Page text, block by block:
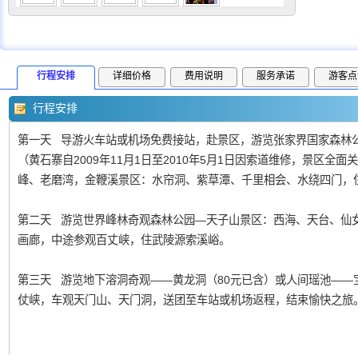
行程安排 详细价格 费用说明 服务承诺 游客
行程安排
第一天 导游火车站或机场免费接站，赴景区，游览张家界国家森林
（黄石寨自2009年11月1日至2010年5月1日因索道维修，景区全面
峰、老磨湾，金鞭溪景区：水帘洞、紫草潭、千里相会、水绕四门，
第二天 游览世界峰林奇观森林公园—天子山景区：西海、天台、仙
画廊，中途参观百丈峡，住武陵源索溪峪。
第三天 游览地下溶洞奇观——黄龙洞（80元已含）或人间瑶池——
仗峡，车观天门山、天门洞，送团至车站或机场返程，结束愉快之旅